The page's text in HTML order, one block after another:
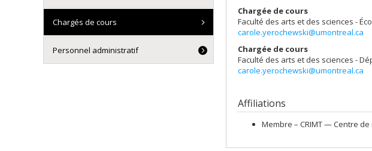
Chargée de cours
Faculté des arts et des sciences -
carole.yerochewski@umontreal.ca
Chargée de cours
Faculté des arts et des sciences -
carole.yerochewski@umontreal.ca
Affiliations
Membre – CRIMT — Centre
Chargés de cours
Personnel administratif